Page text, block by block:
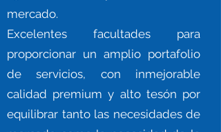
mercado.
Excelentes facultades para
proporcionar un amplio portafolio
de servicios, con inmejorable
calidad premium y alto tesón por
equilibrar tanto las necesidades de